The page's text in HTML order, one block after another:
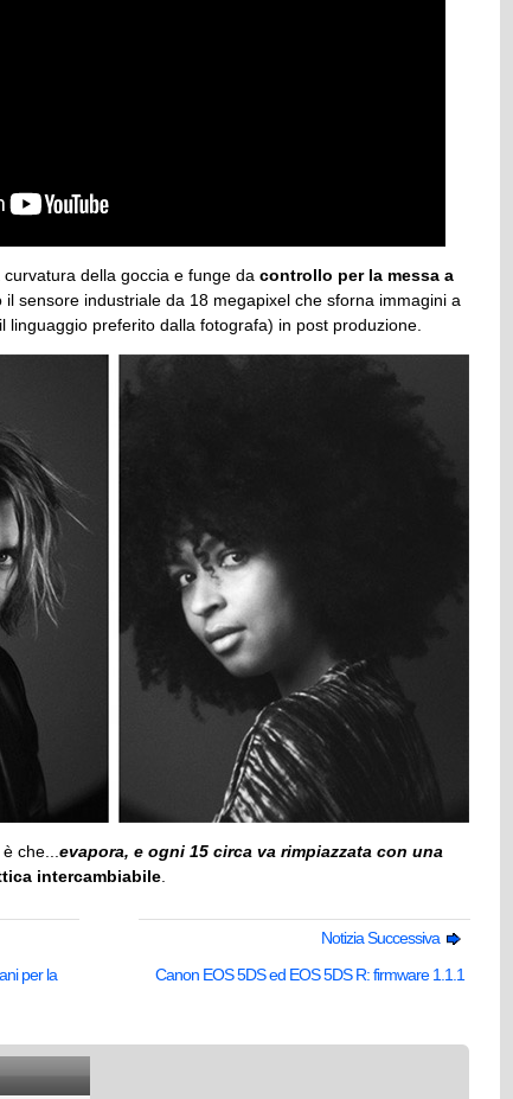
della goccia e funge da controllo per la messa a
il sensore industriale da 18 megapixel che sforna immagini a
linguaggio preferito dalla fotografa) in post produzione.
che... evapora, e ogni 15 circa va rimpiazzata con una
intercambiabile
per la
Notizia Successiva
Canon EOS 5DS ed EOS 5DS R: firmware 1.1.1